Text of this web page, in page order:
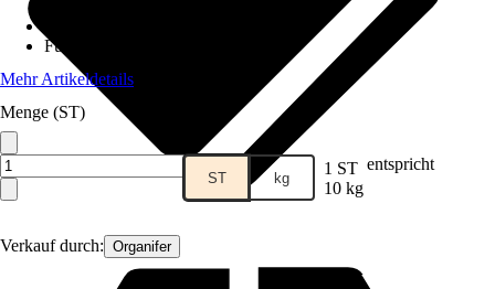
Verkauf durch: Organifer
Futtermittelart
Mehr Artikeldetails
Menge (ST)
ST kg 1 ST entspricht
10 kg